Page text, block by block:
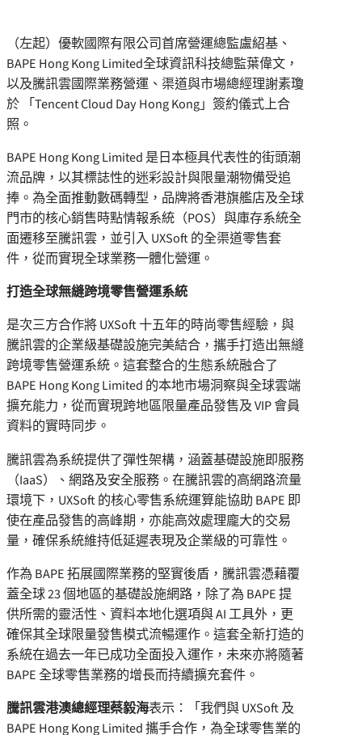
（左起）優軟國際有限公司首席營運總監盧紹基、
BAPE Hong Kong Limited全球資訊科技總監葉偉文，
以及騰訊雲國際業務營運、渠道與市場總經理謝素瓊
於 「Tencent Cloud Day Hong Kong」簽約儀式上合
照。
BAPE Hong Kong Limited 是日本極具代表性的街頭潮
流品牌，以其標誌性的迷彩設計與限量潮物備受追
捧。為全面推動數碼轉型，品牌將香港旗艦店及全球
門市的核心銷售時點情報系統（POS）與庫存系統全
面遷移至騰訊雲，並引入 UXSoft 的全渠道零售套
件，從而實現全球業務一體化營運。
打造全球無縫跨境零售營運系統
是次三方合作將 UXSoft 十五年的時尚零售經驗，與
騰訊雲的企業級基礎設施完美結合，攜手打造出無縫
跨境零售營運系統。這套整合的生態系統融合了
BAPE Hong Kong Limited 的本地市場洞察與全球雲端
擴充能力，從而實現跨地區限量產品發售及 VIP 會員
資料的實時同步。
騰訊雲為系統提供了彈性架構，涵蓋基礎設施即服務
（IaaS）、網路及安全服務。在騰訊雲的高網路流量
環境下，UXSoft 的核心零售系統運算能協助 BAPE 即
使在產品發售的高峰期，亦能高效處理龐大的交易
量，確保系統維持低延遲表現及企業級的可靠性。
作為 BAPE 拓展國際業務的堅實後盾，騰訊雲憑藉覆
蓋全球 23 個地區的基礎設施網路，除了為 BAPE 提
供所需的靈活性、資料本地化選項與 AI 工具外，更
確保其全球限量發售模式流暢運作。這套全新打造的
系統在過去一年已成功全面投入運作，未來亦將隨著
BAPE 全球零售業務的增長而持續擴充套件。
騰訊雲港澳總經理蔡毅海表示：「我們與 UXSoft 及
BAPE Hong Kong Limited 攜手合作，為全球零售業的